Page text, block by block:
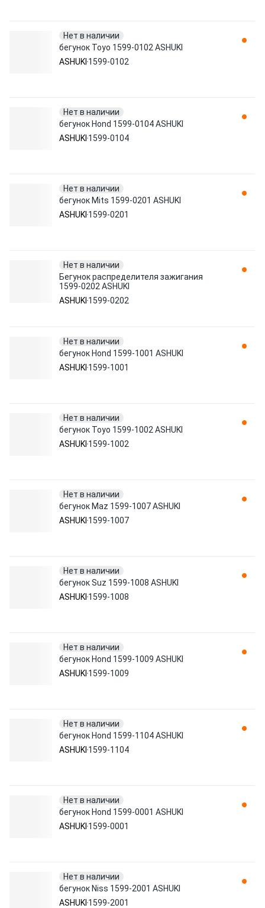
Нет в наличии
бегунок Toyo 1599-0102 ASHUKI
ASHUKI 1599-0102
Нет в наличии
бегунок Hond 1599-0104 ASHUKI
ASHUKI 1599-0104
Нет в наличии
бегунок Mits 1599-0201 ASHUKI
ASHUKI 1599-0201
Нет в наличии
Бегунок распределителя зажигания
1599-0202 ASHUKI
ASHUKI 1599-0202
Нет в наличии
бегунок Hond 1599-1001 ASHUKI
ASHUKI 1599-1001
Нет в наличии
бегунок Toyo 1599-1002 ASHUKI
ASHUKI 1599-1002
Нет в наличии
бегунок Maz 1599-1007 ASHUKI
ASHUKI 1599-1007
Нет в наличии
бегунок Suz 1599-1008 ASHUKI
ASHUKI 1599-1008
Нет в наличии
бегунок Hond 1599-1009 ASHUKI
ASHUKI 1599-1009
Нет в наличии
бегунок Hond 1599-1104 ASHUKI
ASHUKI 1599-1104
Нет в наличии
бегунок Hond 1599-0001 ASHUKI
ASHUKI 1599-0001
Нет в наличии
бегунок Niss 1599-2001 ASHUKI
ASHUKI 1599-2001